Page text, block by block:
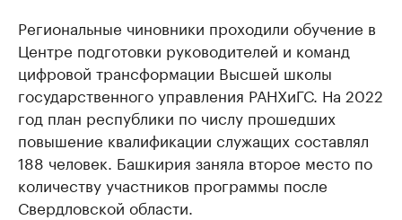
Региональные чиновники проходили обучение в
Центре подготовки руководителей и команд
цифровой трансформации Высшей школы
государственного управления РАНХиГС. На 2022
год план республики по числу прошедших
повышение квалификации служащих составлял
188 человек. Башкирия заняла второе место по
количеству участников программы после
Свердловской области.